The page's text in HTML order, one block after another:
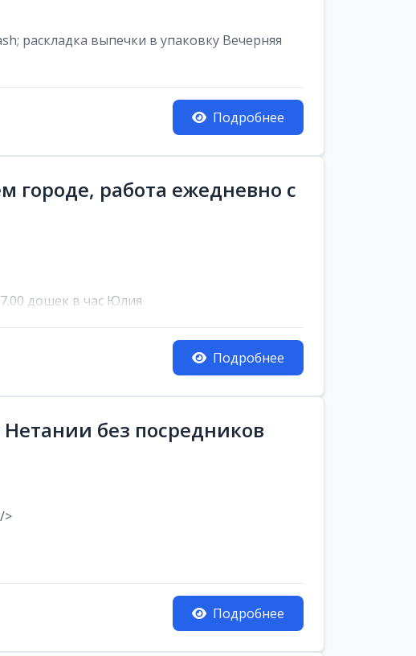
раскладка выпечки в упаковку Вечерняя
Подробнее
городе, работа ежедневно с
дошек в час Юлия
Подробнее
без посредников
>
Подробнее